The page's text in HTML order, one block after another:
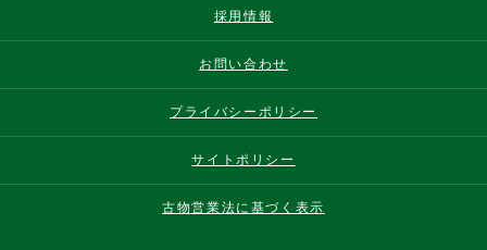
採用情報
お問い合わせ
プライバシーポリシー
サイトポリシー
古物営業法に基づく表示